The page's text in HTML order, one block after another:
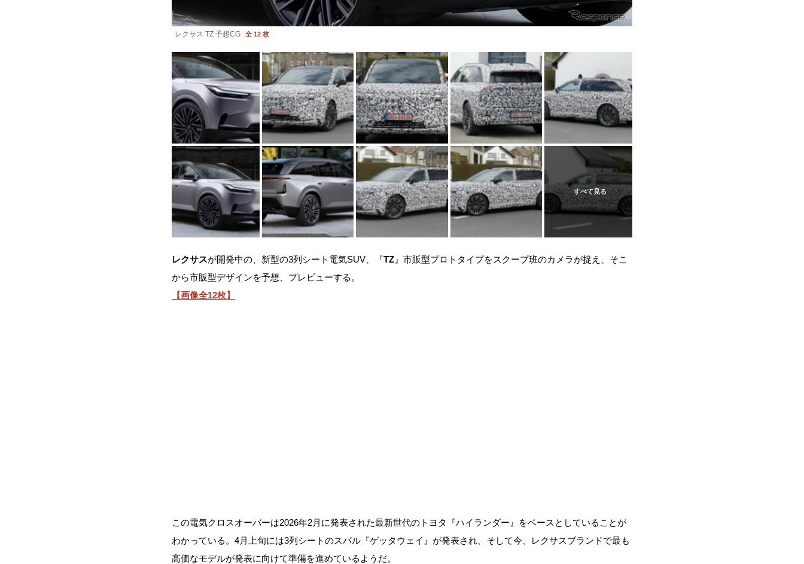
レクサス TZ 予想CG 全 12 枚
レクサスが開発中の、新型の3列シート電気SUV、『TZ 』市販型プロトタイプをスクープ班のカメラが捉え、そこ
から市販型デザインを予想、プレビューする。
【画像全12枚】
この電気クロスオーバーは2026年2月に発表された最新世代のトヨタ『ハイランダー』をベースとしていることが
わかっている。4月上旬には3列シートのスバル『ゲッタウェイ』が発表され、そして今、レクサスブランドで最も
高価なモデルが発表に向けて準備を進めているようだ。